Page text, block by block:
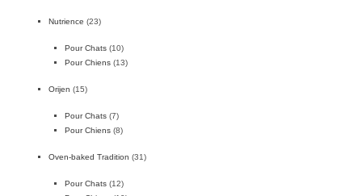
Nutrience (23)
Pour Chats (10)
Pour Chiens (13)
Orijen (15)
Pour Chats (7)
Pour Chiens (8)
Oven-baked Tradition (31)
Pour Chats (12)